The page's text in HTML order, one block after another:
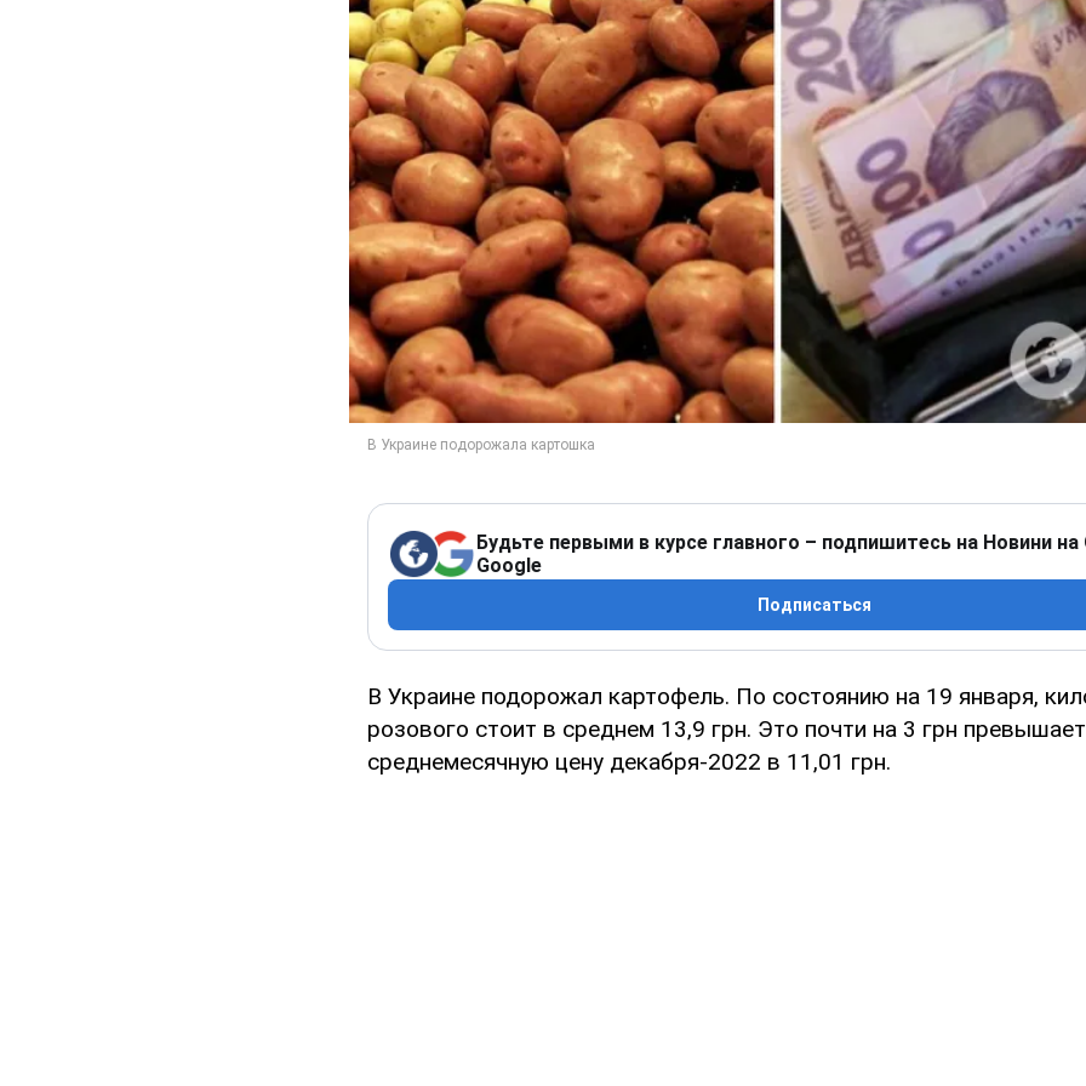
Будьте первыми в курсе главного – подпишитесь на Новини на
Google
Подписаться
В Украине подорожал картофель. По состоянию на 19 января,
розового стоит в среднем 13,9 грн. Это почти на 3 грн превышает
среднемесячную цену декабря-2022 в 11,01 грн.